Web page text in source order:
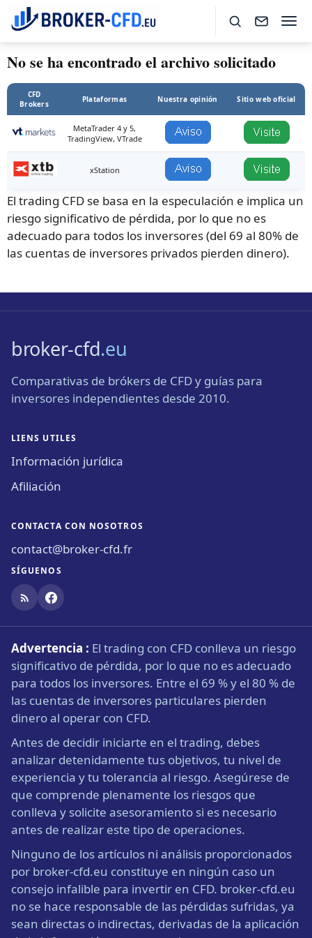
No se ha encontrado el archivo solicitado
CFD
Brokers
Plataformas Nuestra opinión Sitio web oficial
MetaTrader 4 y 5,
TradingView, VTrade
xStation
El trading CFD se basa en la especulación e implica un
riesgo significativo de pérdida, por lo que no es
adecuado para todos los inversores (del 69 al 80% de
las cuentas de inversores privados pierden dinero).
broker-cfd.eu
Comparativas de brókers de CFD y guías para
inversores independientes desde 2010.
LIENS UTILES
Información jurídica
Afiliación
CONTACTA CON NOSOTROS
contact@broker-cfd.fr
SÍGUENOS
Advertencia : El trading con CFD conlleva un riesgo
significativo de pérdida, por lo que no es adecuado
para todos los inversores. Entre el 69 % y el 80 % de
las cuentas de inversores particulares pierden
dinero al operar con CFD.
Antes de decidir iniciarte en el trading, debes
analizar detenidamente tus objetivos, tu nivel de
experiencia y tu tolerancia al riesgo. Asegúrese de
que comprende plenamente los riesgos que
conlleva y solicite asesoramiento si es necesario
antes de realizar este tipo de operaciones.
Ninguno de los artículos ni análisis proporcionados
por broker-cfd.eu constituye en ningún caso un
consejo infalible para invertir en CFD. broker-cfd.eu
no se hace responsable de las pérdidas sufridas, ya
sean directas o indirectas, derivadas de la aplicación